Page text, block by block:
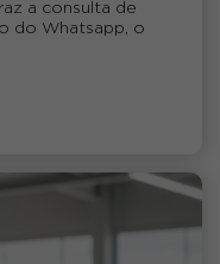
a consulta de
do Whatsapp, o